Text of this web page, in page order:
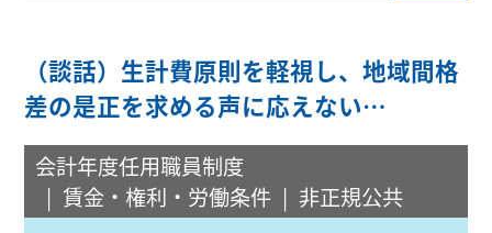
（談話）生計費原則を軽視し、地域間格
差の是正を求める声に応えない…
会計年度任用職員制度
賃金・権利・労働条件
非正規公共